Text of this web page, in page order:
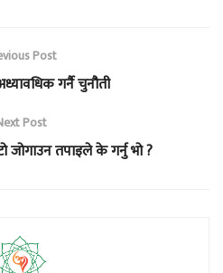
Post
गर्नै चुनौती
Post
जोगाउन तपाइले के गर्नु भो ?